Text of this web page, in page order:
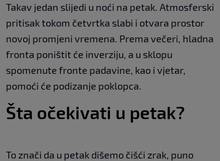
Takav jedan slijedi u noći na petak. Atmosferski
pritisak tokom četvrtka slabi i otvara prostor
novoj promjeni vremena. Prema večeri, hladna
fronta poništit će inverziju, a u sklopu
spomenute fronte padavine, kao i vjetar,
pomoći će podizanje poklopca.
Šta očekivati u petak?
To znači da u petak dišemo čišći zrak, puno